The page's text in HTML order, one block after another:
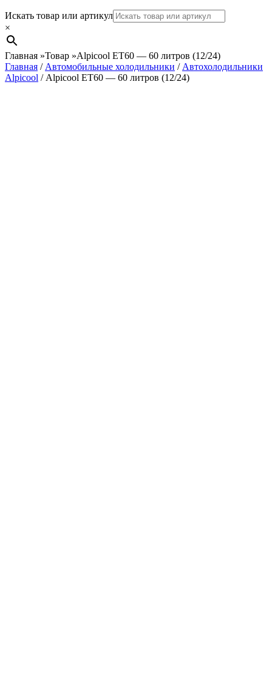
Search
Искать товар или артикул
×
Главная »Товар »Alpicool ET60 — 60 литров (12/24)
Главная / Автомобильные холодильники / Автохолодильники
Alpicool / Alpicool ET60 — 60 литров (12/24)